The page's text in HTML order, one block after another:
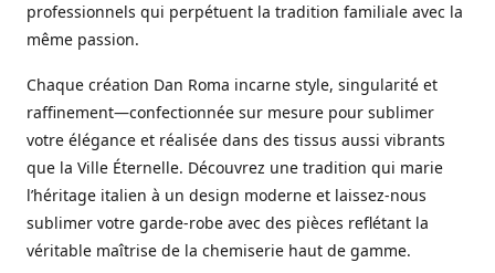
professionnels qui perpétuent la tradition familiale avec la
même passion.
Chaque création Dan Roma incarne style, singularité et
raffinement—confectionnée sur mesure pour sublimer
votre élégance et réalisée dans des tissus aussi vibrants
que la Ville Éternelle. Découvrez une tradition qui marie
l’héritage italien à un design moderne et laissez-nous
sublimer votre garde-robe avec des pièces reflétant la
véritable maîtrise de la chemiserie haut de gamme.